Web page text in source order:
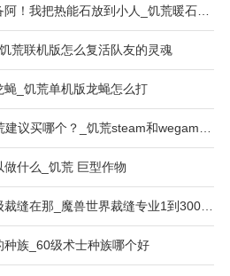
饥荒热能石怎么装备阿！我把热能石放到小人_饥荒暖石怎么用才会变成红色
荒联机版怎么复活队友的灵魂
_饥荒单机版龙蝇怎么打
什么_饥荒 巨型作物
魔兽世界铁炉堡高级裁缝在那_魔兽世界裁缝专业1到300点怎么最省钱
种族_60级术士种族哪个好